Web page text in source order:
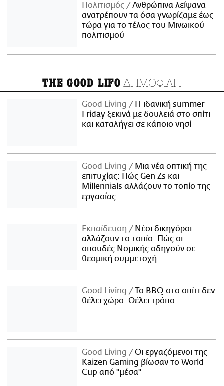
Πολιτισμός
Ανθρώπινα λείψανα
ανατρέπουν τα όσα γνωρίζαμε έως
τώρα για το τέλος του Μινωικού
πολιτισμού
THE GOOD LIFO ΔΗΜΟΦΙΛΗ
Good Living
Η ιδανική summer
Friday ξεκινά με δουλειά στο σπίτι
και καταλήγει σε κάποιο νησί
Good Living
Μια νέα οπτική της
επιτυχίας: Πώς Gen Zs και
Millennials αλλάζουν το τοπίο της
εργασίας
Εκπαίδευση
Νέοι δικηγόροι
αλλάζουν το τοπίο: Πώς οι
σπουδές Νομικής οδηγούν σε
θεσμική συμμετοχή
Good Living
Το BBQ στο σπίτι δεν
θέλει χώρο. Θέλει τρόπο.
Good Living
Οι εργαζόμενοι της
Kaizen Gaming βίωσαν το World
Cup από "μέσα"